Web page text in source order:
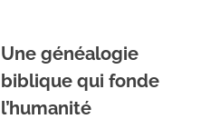
Une généalogie
biblique qui fonde
l’humanité